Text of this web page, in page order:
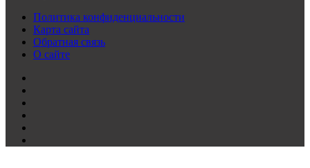
Политика конфиденциальности
Карта сайта
Обратная связь
О сайте